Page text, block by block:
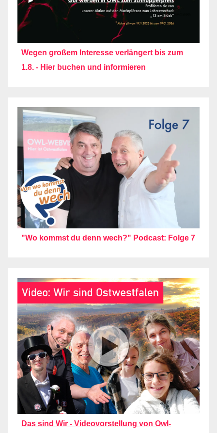
Wegen großem Interesse verlängert bis zum
1.8. - Hier buchen und informieren
"Wo kommst du denn wech?" Podcast: Folge 7
Das sind Wir - Videovorstellung von Owl-